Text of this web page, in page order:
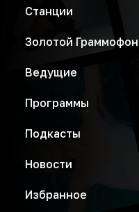
Станции
Золотой Граммофон
Ведущие
Программы
Подкасты
Новости
Избранное